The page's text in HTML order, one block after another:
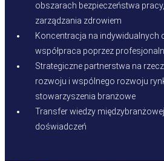
obszarach bezpieczeństwa
zarządzania zdrowiem
Koncentracja na indywidualnych
współpraca poprzez
Strategiczne partnerstwa na
rozwoju i wspólnego rozwoju
stowarzyszenia branżowe
Transfer wiedzy
doświadczeń